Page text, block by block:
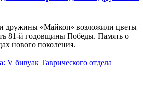
дружины «Майкоп» возложили цветы
81‑й годовщины Победы. Память о
нового поколения.